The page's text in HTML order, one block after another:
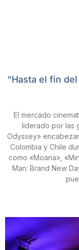
“Hasta el fin
El mercado
liderado por las
Odyssey»
Colombia y Chile
como «Moana»,
Man: Brand New